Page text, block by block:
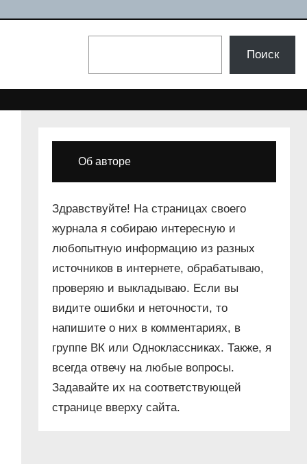
Поиск
Об авторе
Здравствуйте! На страницах своего
журнала я собираю интересную и
любопытную информацию из разных
источников в интернете, обрабатываю,
проверяю и выкладываю. Если вы
видите ошибки и неточности, то
напишите о них в комментариях, в
группе ВК или Одноклассниках. Также, я
всегда отвечу на любые вопросы.
Задавайте их на соответствующей
странице вверху сайта.